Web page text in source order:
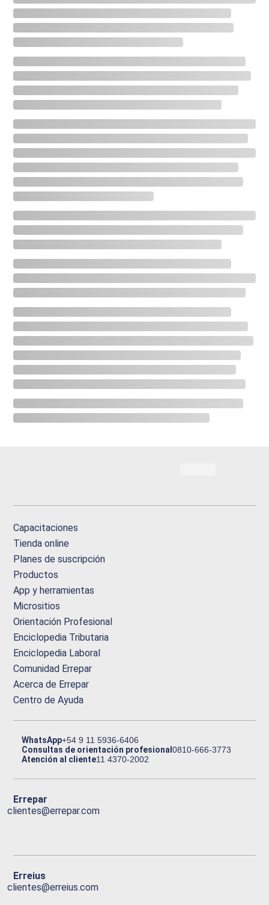
Capacitaciones
Tienda online
Planes de suscripción
Productos
App y herramientas
Micrositios
Orientación Profesional
Enciclopedia Tributaria
Enciclopedia Laboral
Comunidad Errepar
Acerca de Errepar
Centro de Ayuda
WhatsApp+54 9 11 5936-6406
Consultas de orientación profesional0810-666-3773
Atención al cliente11 4370-2002
Errepar
clientes@errepar.com
Erreius
clientes@erreius.com